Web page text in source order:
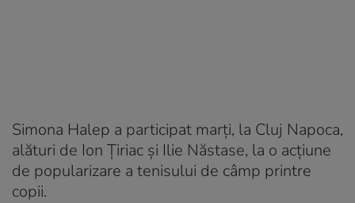
Simona Halep a participat marți, la Cluj Napoca,
alături de Ion Țiriac și Ilie Năstase, la o acţiune
de popularizare a tenisului de câmp printre
copii.